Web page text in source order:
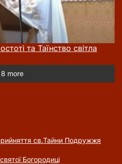
та Таїнство світла
8 more
cв.Тайни Подружжя
Богородиці